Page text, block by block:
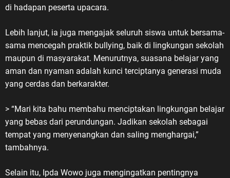
di hadapan peserta upacara.
Lebih lanjut, ia juga mengajak seluruh siswa untuk bersama-
sama mencegah praktik bullying, baik di lingkungan sekolah
maupun di masyarakat. Menurutnya, suasana belajar yang
aman dan nyaman adalah kunci terciptanya generasi muda
yang cerdas dan berkarakter.
> “Mari kita bahu membahu menciptakan lingkungan belajar
yang bebas dari perundungan. Jadikan sekolah sebagai
tempat yang menyenangkan dan saling menghargai,”
tambahnya.
Selain itu, Ipda Wowo juga mengingatkan pentingnya